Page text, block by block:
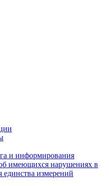
и информирования
имеющихся нарушениях в
единства измерений